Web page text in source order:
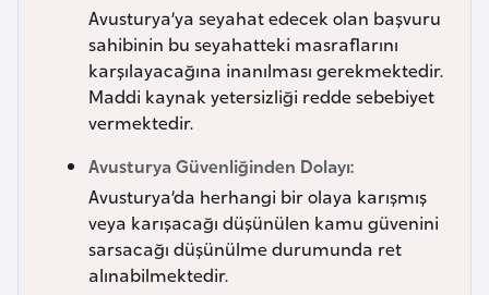
Avusturya’ya seyahat edecek olan başvuru
sahibinin bu seyahatteki masraflarını
karşılayacağına inanılması gerekmektedir.
Maddi kaynak yetersizliği redde sebebiyet
vermektedir.
Avusturya Güvenliğinden Dolayı:
Avusturya’da herhangi bir olaya karışmış
veya karışacağı düşünülen kamu güvenini
sarsacağı düşünülme durumunda ret
alınabilmektedir.